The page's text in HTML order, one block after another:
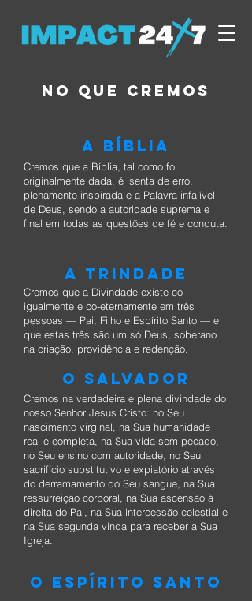
NO QUE CREMOS
A BÍBLIA
Cremos que a Bíblia, tal como foi
originalmente dada, é isenta de erro,
plenamente inspirada e a Palavra infalível
de Deus, sendo a autoridade suprema e
final em todas as questões de fé e conduta.
A TRINDADE
Cremos que a Divindade existe co-
igualmente e co-eternamente em três
pessoas — Pai, Filho e Espírito Santo — e
que estas três são um só Deus, soberano
na criação, providência e redenção.
O SALVADOR
Cremos na verdadeira e plena divindade do
nosso Senhor Jesus Cristo: no Seu
nascimento virginal, na Sua humanidade
real e completa, na Sua vida sem pecado,
no Seu ensino com autoridade, no Seu
sacrifício substitutivo e expiatório através
do derramamento do Seu sangue, na Sua
ressurreição corporal, na Sua ascensão à
direita do Pai, na Sua intercessão celestial e
na Sua segunda vinda para receber a Sua
Igreja.
O ESPÍRITO SANTO